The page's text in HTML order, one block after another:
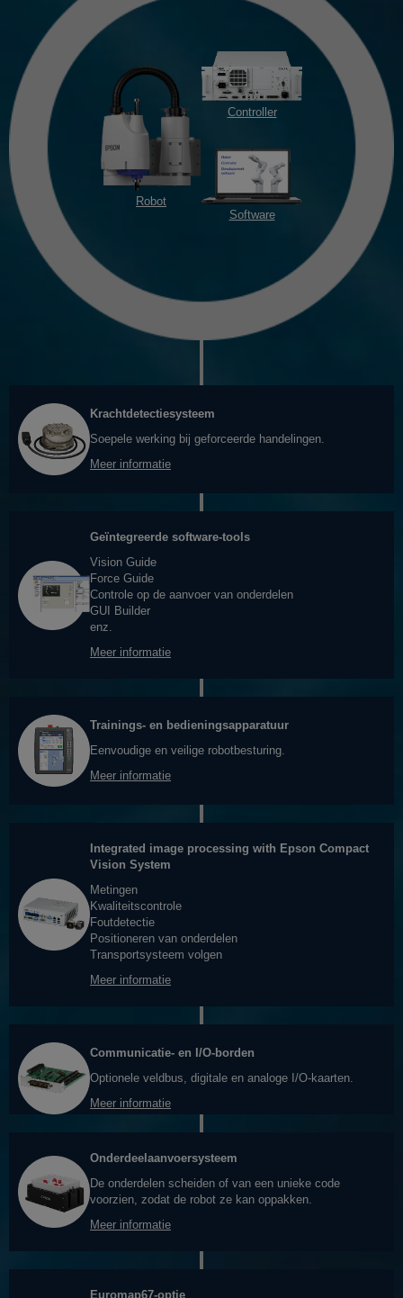
Robot
Controller
Software
Krachtdetectiesysteem
Soepele werking bij geforceerde handelingen.
Meer informatie
Geïntegreerde software-tools
Vision Guide
Force Guide
Controle op de aanvoer van onderdelen
GUI Builder
enz.
Meer informatie
Trainings- en bedieningsapparatuur
Eenvoudige en veilige robotbesturing.
Meer informatie
Integrated image processing with Epson Compact
Vision System
Metingen
Kwaliteitscontrole
Foutdetectie
Positioneren van onderdelen
Transportsysteem volgen
Meer informatie
Communicatie- en I/O-borden
Optionele veldbus, digitale en analoge I/O-kaarten.
Meer informatie
Onderdeelaanvoersysteem
De onderdelen scheiden of van een unieke code
voorzien, zodat de robot ze kan oppakken.
Meer informatie
Euromap67-optie